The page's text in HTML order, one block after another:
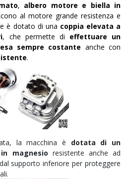
, albero motore e biella in
al motore grande resistenza e
è dotato di una coppia elevata a
, che permette di effettuare un
sempre costante anche con
.
la macchina è dotata di un
magnesio resistente anche ad
supporto inferiore per proteggere